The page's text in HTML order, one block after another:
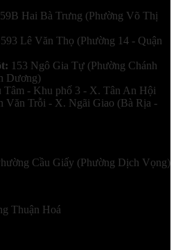
Hai Bà Trưng (Phường Võ Thị
593 Lê Văn Thọ (Phường 14 - Quận
153 Ngô Gia Tự (Phường Chánh
Dương)
Tâm - Khu phố 3 - X. Tân An Hội
Văn Trỗi - X. Ngãi Giao (Bà Rịa -
Cầu Giấy (Phường Dịch Vọng)
Thuận Hoá